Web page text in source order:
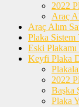
2022
Araç
Araç Alım
Plaka Sistem
Eski Plakamı
Keyfi Plaka
2022
Başka
Plaka